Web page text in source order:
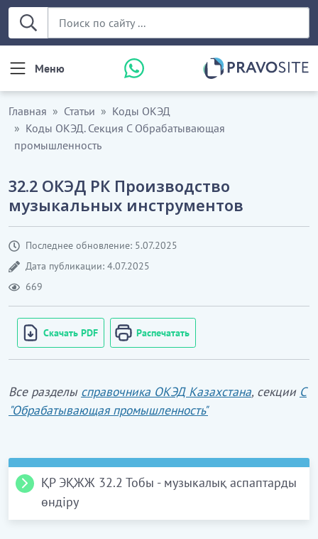
Меню
Главная Статьи
Коды ОКЭД
Коды ОКЭД. Секция С Обрабатывающая
промышленность
32.2 ОКЭД РК Производство
музыкальных инструментов
Последнее обновление: 5.07.2025
Дата публикации: 4.07.2025
669
Скачать PDF Распечатать
Все разделы справочника ОКЭД Казахстана, секции С
"Обрабатывающая промышленность"
ҚР ЭҚЖЖ 32.2 Тобы - музыкалық аспаптарды
өндіру